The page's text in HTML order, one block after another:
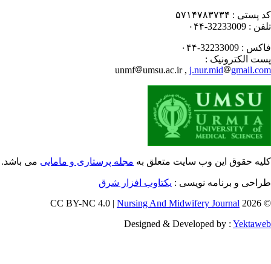
پستی : ۵۷۱۴۷۸۳۷۳۴
: 32233009-۰۴۴
: 32233009-۰۴۴
الکترونیک :
unmf
umsu.ac.ir ,j.nur.mid
حقوق این وب سایت متعلق بهمجله پرستاری و ماماییمی باشد.
و برنامه نویسی : یکتاوب افزار شرق
©
Nursing And Midwifery Journal
Designed & Developed by :